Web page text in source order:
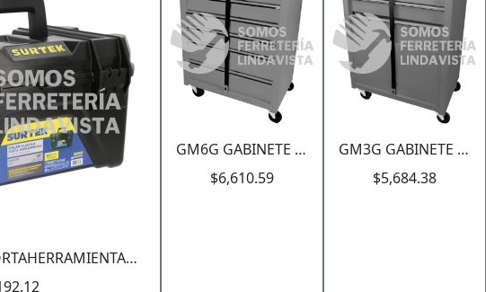
CPS19NP CAJA PORTAHERRAMIENTAS PLÁSTICA COLOR NEGRO CON BROCHES PLÁSTICOS Y CHAROLA 19" SURTEK
GM6G GABINETE MÓVIL COLOR GRIS 6 GAVETAS 25" SURTEK
$6,610.59
GM3G GABINETE MÓVIL COLOR GRIS 3 GAVETAS 26" SURTEK
$5,684.38
Siguiente